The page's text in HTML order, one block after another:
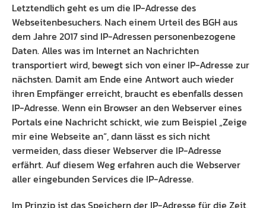
Letztendlich geht es um die IP-Adresse des
Webseitenbesuchers. Nach einem Urteil des BGH aus
dem Jahre 2017 sind IP-Adressen personenbezogene
Daten. Alles was im Internet an Nachrichten
transportiert wird, bewegt sich von einer IP-Adresse zur
nächsten. Damit am Ende eine Antwort auch wieder
ihren Empfänger erreicht, braucht es ebenfalls dessen
IP-Adresse. Wenn ein Browser an den Webserver eines
Portals eine Nachricht schickt, wie zum Beispiel „Zeige
mir eine Webseite an“, dann lässt es sich nicht
vermeiden, dass dieser Webserver die IP-Adresse
erfährt. Auf diesem Weg erfahren auch die Webserver
aller eingebunden Services die IP-Adresse.